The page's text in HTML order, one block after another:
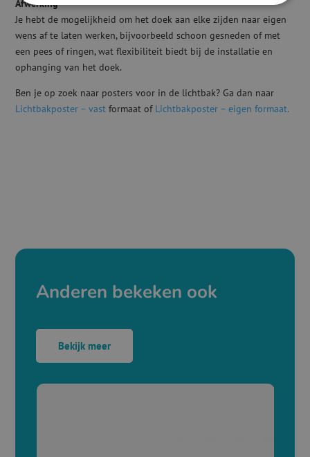
Afwerking
Je hebt de mogelijkheid om het doek aan elke zijden naar eigen
wens af te laten werken, bijvoorbeeld schoon gesneden of met
een pees of ringen, wat flexibiliteit biedt bij de installatie en
ophanging van het doek.
Ben je op zoek naar posters voor in de lichtbak? Ga dan naar
Lichtbakposter – vast formaat of Lichtbakposter – eigen formaat.
Anderen bekeken ook
Bekijk meer